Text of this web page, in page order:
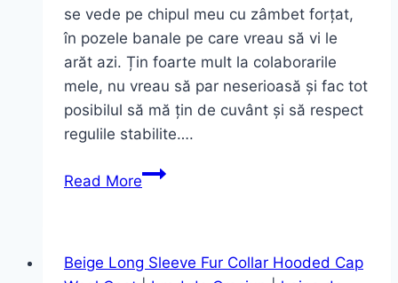
se vede pe chipul meu cu zâmbet forțat,
în pozele banale pe care vreau să vi le
arăt azi. Țin foarte mult la colaborarile
mele, nu vreau să par neserioasă și fac tot
posibilul să mă țin de cuvânt și să respect
regulile stabilite….
Read MoreCasual
Beige Long Sleeve Fur Collar Hooded Cap